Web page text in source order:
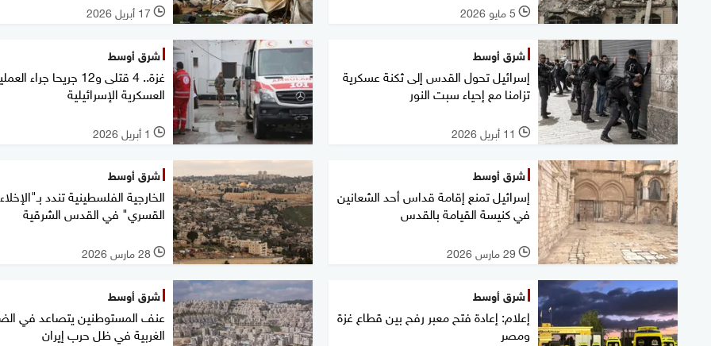
l 5 مايو 2026 l 17 أبريل 2026
شرق أوسط
إسرائيل تحول القدس إلى ثكنة عسكرية
تزامنا مع إحياء سبت النور
l 11 أبريل 2026
شرق أوسط
غزة.. 4 قتلى و12 جريحا جراء
العسكرية الإسرائيلية
l 1 أبريل 2026
شرق أوسط
إسرائيل تمنع إقامة قداس أحد الشعانين
في كنيسة القيامة بالقدس
l 29 مارس 2026
شرق أوسط
الخارجية الفلسطينية تندد بـ"الإخلاء
القسري" في القدس الشرقية
l 28 مارس 2026
شرق أوسط
إعلام: إعادة فتح معبر رفح بين قطاع غزة
ومصر
شرق أوسط
عنف المستوطنين يتصاعد في
الغربية في ظل حرب إيران